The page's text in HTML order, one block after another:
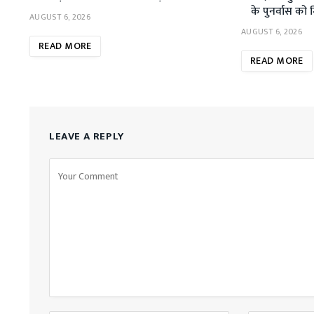
AUGUST 6, 2026
READ MORE
के पुनर्वास को
AUGUST 6, 2026
READ MORE
LEAVE A REPLY